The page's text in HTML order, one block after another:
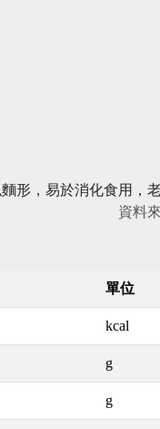
形，易於消化食用，老
資料
單位
kcal
g
g